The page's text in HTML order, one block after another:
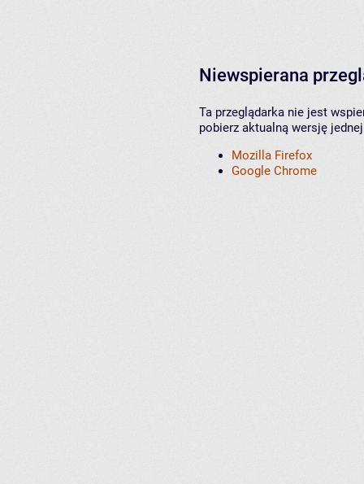
Niewspierana
Ta przeglądarka nie jest
pobierz aktualną wersję
Mozilla Firefox
Google Chrome